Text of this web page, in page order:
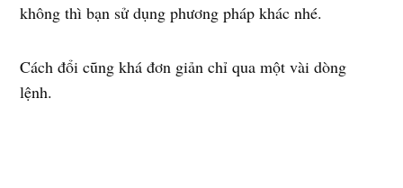
không thì bạn sử dụng phương pháp khác nhé.
Cách đổi cũng khá đơn giản chỉ qua một vài dòng
lệnh.